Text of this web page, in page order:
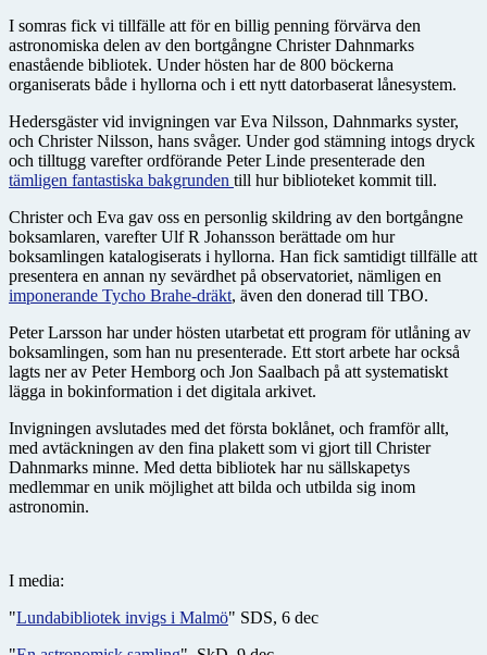
I somras fick vi tillfälle att för en billig penning förvärva den
astronomiska delen av den bortgångne Christer Dahnmarks
enastående bibliotek. Under hösten har de 800 böckerna
organiserats både i hyllorna och i ett nytt datorbaserat lånesystem.
Hedersgäster vid invigningen var Eva Nilsson, Dahnmarks syster,
och Christer Nilsson, hans svåger. Under god stämning intogs dryck
och tilltugg varefter ordförande Peter Linde presenterade den
tämligen fantastiska bakgrunden till hur biblioteket kommit till.
Christer och Eva gav oss en personlig skildring av den bortgångne
boksamlaren, varefter Ulf R Johansson berättade om hur
boksamlingen katalogiserats i hyllorna. Han fick samtidigt tillfälle att
presentera en annan ny sevärdhet på observatoriet, nämligen en
imponerande Tycho Brahe-dräkt, även den donerad till TBO.
Peter Larsson har under hösten utarbetat ett program för utlåning av
boksamlingen, som han nu presenterade. Ett stort arbete har också
lagts ner av Peter Hemborg och Jon Saalbach på att systematiskt
lägga in bokinformation i det digitala arkivet.
Invigningen avslutades med det första boklånet, och framför allt,
med avtäckningen av den fina plakett som vi gjort till Christer
Dahnmarks minne. Med detta bibliotek har nu sällskapetys
medlemmar en unik möjlighet att bilda och utbilda sig inom
astronomin.
I media:
"Lundabibliotek invigs i Malmö" SDS, 6 dec